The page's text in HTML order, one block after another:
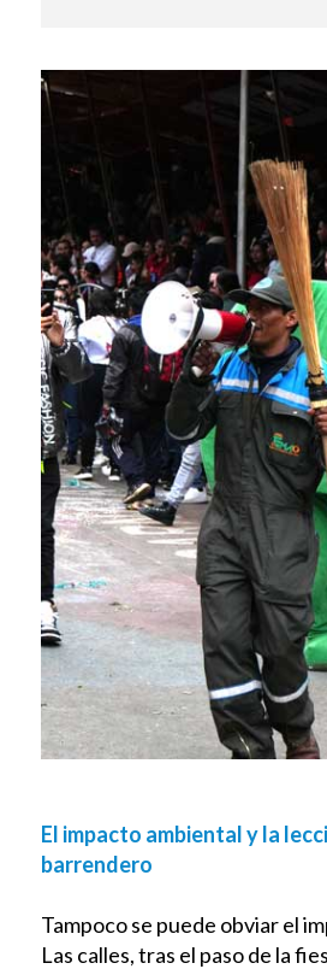
El impacto ambiental y la
barrendero
Tampoco se puede obviar el
Las calles, tras el paso de la